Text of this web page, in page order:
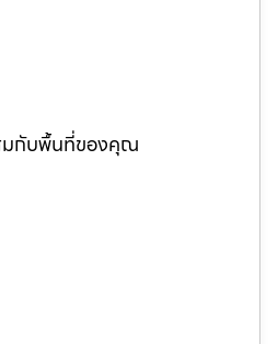
สมกับพื้นที่ของคุณ